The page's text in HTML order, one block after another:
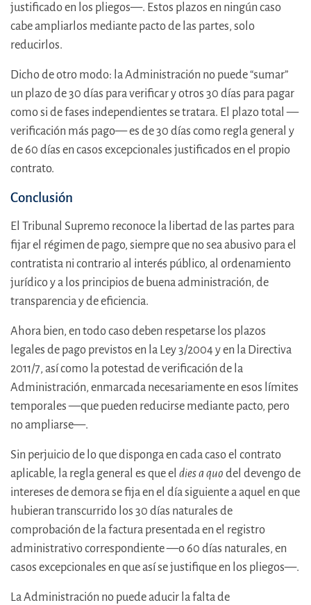
justificado en los pliegos—. Estos plazos en ningún caso
cabe ampliarlos mediante pacto de las partes, solo
reducirlos.
Dicho de otro modo: la Administración no puede “sumar”
un plazo de 30 días para verificar y otros 30 días para pagar
como si de fases independientes se tratara. El plazo total —
verificación más pago— es de 30 días como regla general y
de 60 días en casos excepcionales justificados en el propio
contrato.
Conclusión
El Tribunal Supremo reconoce la libertad de las partes para
fijar el régimen de pago, siempre que no sea abusivo para el
contratista ni contrario al interés público, al ordenamiento
jurídico y a los principios de buena administración, de
transparencia y de eficiencia.
Ahora bien, en todo caso deben respetarse los plazos
legales de pago previstos en la Ley 3/2004 y en la Directiva
2011/7, así como la potestad de verificación de la
Administración, enmarcada necesariamente en esos límites
temporales —que pueden reducirse mediante pacto, pero
no ampliarse—.
Sin perjuicio de lo que disponga en cada caso el contrato
aplicable, la regla general es que el dies a quo del devengo de
intereses de demora se fija en el día siguiente a aquel en que
hubieran transcurrido los 30 días naturales de
comprobación de la factura presentada en el registro
administrativo correspondiente —o 60 días naturales, en
casos excepcionales en que así se justifique en los pliegos—.
La Administración no puede aducir la falta de